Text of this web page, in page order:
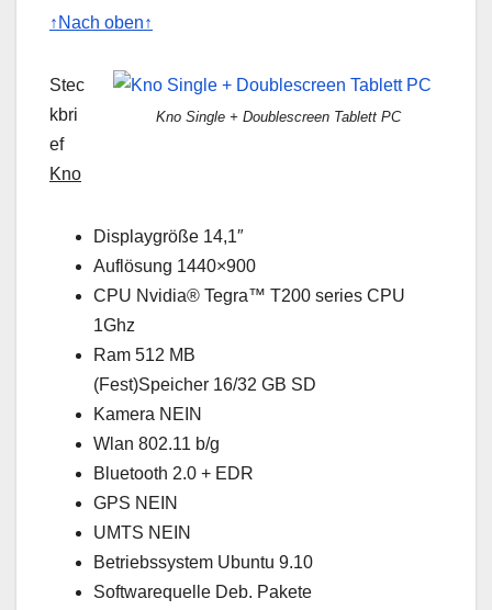
↑Nach oben↑
Kno Single + Doublescreen Tablett PC
Stec
kbri
ef
Kno
Displaygröße 14,1″
Auflösung 1440×900
CPU Nvidia® Tegra™ T200 series CPU
1Ghz
Ram 512 MB
(Fest)Speicher 16/32 GB SD
Kamera NEIN
Wlan 802.11 b/g
Bluetooth 2.0 + EDR
GPS NEIN
UMTS NEIN
Betriebssystem Ubuntu 9.10
Softwarequelle Deb. Pakete